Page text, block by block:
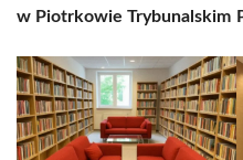
w Piotrkowie Trybunalskim